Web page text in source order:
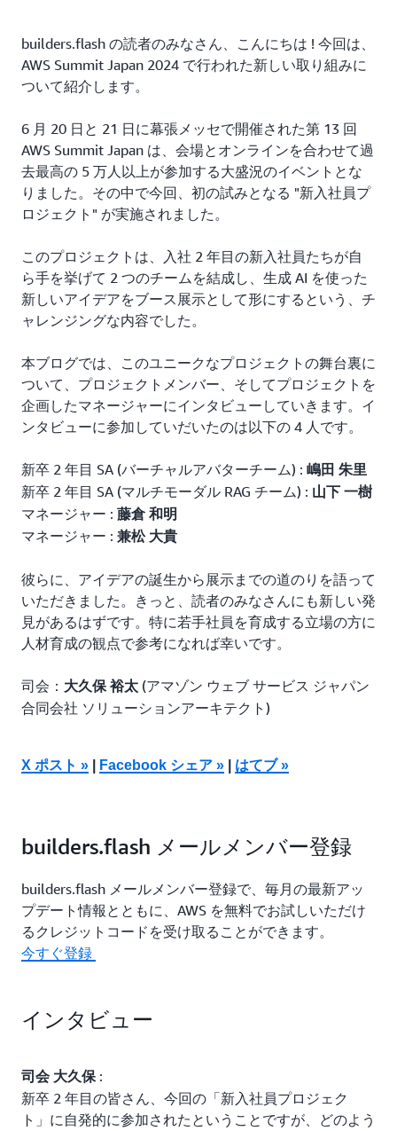
builders.flash の読者のみなさん、こんにちは ! 今回は、
AWS Summit Japan 2024 で行われた新しい取り組みに
ついて紹介します。
6 月 20 日と 21 日に幕張メッセで開催された第 13 回
AWS Summit Japan は、会場とオンラインを合わせて過
去最高の 5 万人以上が参加する大盛況のイベントとな
りました。その中で今回、初の試みとなる "新入社員プ
ロジェクト" が実施されました。
このプロジェクトは、入社 2 年目の新入社員たちが自
ら手を挙げて 2 つのチームを結成し、生成 AI を使った
新しいアイデアをブース展示として形にするという、チ
ャレンジングな内容でした。
本ブログでは、このユニークなプロジェクトの舞台裏に
ついて、プロジェクトメンバー、そしてプロジェクトを
企画したマネージャーにインタビューしていきます。イ
ンタビューに参加していだいたのは以下の 4 人です。
新卒 2 年目 SA (バーチャルアバターチーム) : 嶋田 朱里
新卒 2 年目 SA (マルチモーダル RAG チーム) : 山下 一樹
マネージャー : 藤倉 和明
マネージャー : 兼松 大貴
彼らに、アイデアの誕生から展示までの道のりを語って
いただきました。きっと、読者のみなさんにも新しい発
見があるはずです。特に若手社員を育成する立場の方に
人材育成の観点で参考になれば幸いです。
司会： 大久保 裕太 (アマゾン ウェブ サービス ジャパン
合同会社 ソリューションアーキテクト)
X ポスト » Facebook シェア » はてブ »
builders.flash メールメンバー登録
builders.flash メールメンバー登録で、毎月の最新アッ
プデート情報とともに、AWS を無料でお試しいただけ
るクレジットコードを受け取ることができます。
今すぐ登録
インタビュー
司会 大久保:
新卒 2 年目の皆さん、今回の「新入社員プロジェク
ト」に自発的に参加されたということですが、どのよう